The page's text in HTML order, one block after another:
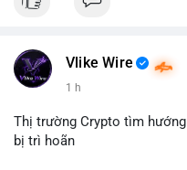
Vlike Wire
1 h
Thị trường Crypto tìm
bị trì hoãn